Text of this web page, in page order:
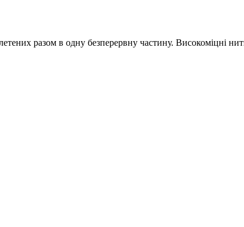
разом в одну безперервну частину. Високоміцні